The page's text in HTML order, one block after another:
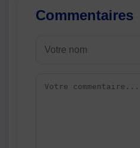
Commentaires